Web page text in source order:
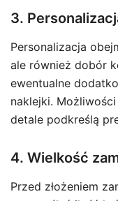
3.
Personalizacja
ale również dobór
ewentualne
naklejki.
detale podkreślą
4. Wielkość
Przed złożeniem